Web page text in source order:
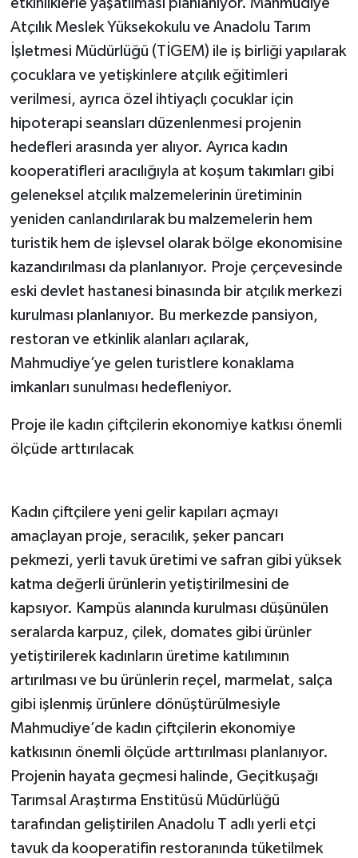
Atçılık Meslek Yüksekokulu ve Anadolu Tarım
İşletmesi Müdürlüğü (TİGEM) ile iş birliği yapılarak
çocuklara ve yetişkinlere atçılık eğitimleri
verilmesi, ayrıca özel ihtiyaçlı çocuklar için
hipoterapi seansları düzenlenmesi projenin
hedefleri arasında yer alıyor. Ayrıca kadın
kooperatifleri aracılığıyla at koşum takımları gibi
geleneksel atçılık malzemelerinin üretiminin
yeniden canlandırılarak bu malzemelerin hem
turistik hem de işlevsel olarak bölge ekonomisine
kazandırılması da planlanıyor. Proje çerçevesinde
eski devlet hastanesi binasında bir atçılık merkezi
kurulması planlanıyor. Bu merkezde pansiyon,
restoran ve etkinlik alanları açılarak,
Mahmudiye’ye gelen turistlere konaklama
imkanları sunulması hedefleniyor.
Proje ile kadın çiftçilerin ekonomiye katkısı önemli
ölçüde arttırılacak
Kadın çiftçilere yeni gelir kapıları açmayı
amaçlayan proje, seracılık, şeker pancarı
pekmezi, yerli tavuk üretimi ve safran gibi yüksek
katma değerli ürünlerin yetiştirilmesini de
kapsıyor. Kampüs alanında kurulması düşünülen
seralarda karpuz, çilek, domates gibi ürünler
yetiştirilerek kadınların üretime katılımının
artırılması ve bu ürünlerin reçel, marmelat, salça
gibi işlenmiş ürünlere dönüştürülmesiyle
Mahmudiye’de kadın çiftçilerin ekonomiye
katkısının önemli ölçüde arttırılması planlanıyor.
Projenin hayata geçmesi halinde, Geçitkuşağı
Tarımsal Araştırma Enstitüsü Müdürlüğü
tarafından geliştirilen Anadolu T adlı yerli etçi
tavuk da kooperatifin restoranında tüketilmek